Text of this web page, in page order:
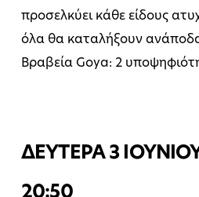
προσελκύει κάθε είδους
όλα θα καταλήξουν
Βραβεία Goya: 2
ΔΕΥΤΕΡΑ 3